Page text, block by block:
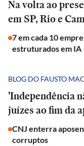
Na volta ao
em SP, Rio e
7 em cada 10
estruturados em IA
BLOG DO FAUSTO
'Independência
juízes ao fim da
CNJ enterra
corruptos